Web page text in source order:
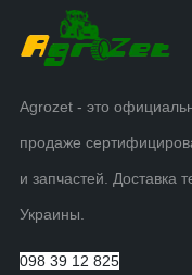
Agrozet - это
продаже
и запчастей. Доставка
Украины.
098 39 12 825